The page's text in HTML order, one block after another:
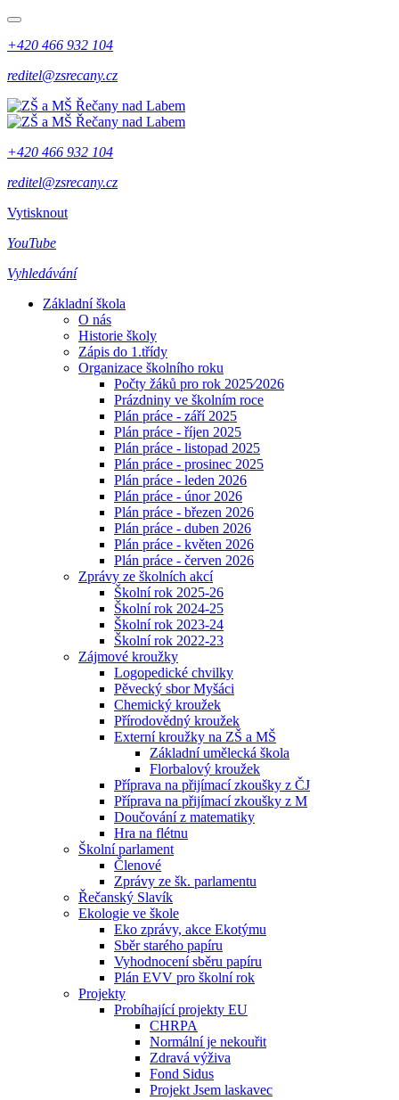
+420 466 932 104
reditel@zsrecany.cz
+420 466 932 104
reditel@zsrecany.cz
Vytisknout
YouTube
Vyhledávání
Základní škola
O nás
Historie školy
Zápis do 1.třídy
Organizace školního roku
Počty žáků pro rok 2025⁄2026
Prázdniny ve školním roce
Plán práce - září 2025
Plán práce - říjen 2025
Plán práce - listopad 2025
Plán práce - prosinec 2025
Plán práce - leden 2026
Plán práce - únor 2026
Plán práce - březen 2026
Plán práce - duben 2026
Plán práce - květen 2026
Plán práce - červen 2026
Zprávy ze školních akcí
Školní rok 2025-26
Školní rok 2024-25
Školní rok 2023-24
Školní rok 2022-23
Zájmové kroužky
Logopedické chvilky
Pěvecký sbor Myšáci
Chemický kroužek
Přírodovědný kroužek
Externí kroužky na ZŠ a MŠ
Základní umělecká škola
Florbalový kroužek
Příprava na přijímací zkoušky z ČJ
Příprava na přijímací zkoušky z M
Doučování z matematiky
Hra na flétnu
Školní parlament
Členové
Zprávy ze šk. parlamentu
Řečanský Slavík
Ekologie ve škole
Eko zprávy, akce Ekotýmu
Sběr starého papíru
Vyhodnocení sběru papíru
Plán EVV pro školní rok
Projekty
Probíhající projekty EU
CHRPA
Normální je nekouřit
Zdravá výživa
Fond Sidus
Projekt Jsem laskavec